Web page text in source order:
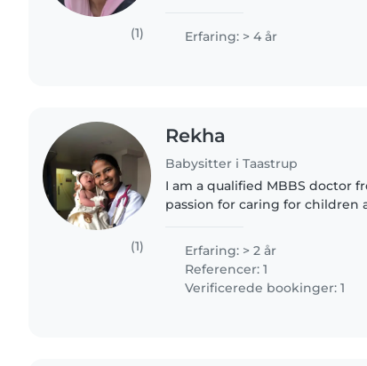
(1)
Erfaring: > 4 år
(1)
Rekha
Babysitter i Taastrup
I am a qualified MBBS doctor
passion for caring for children
about child health,..
Erfaring: > 2 år
Referencer: 1
Verificerede bookinger: 1